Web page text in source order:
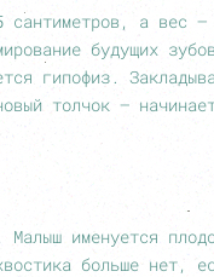
сантиметров, а вес
будущих зубов
гипофиз.
толчок —
Малыш именуется
больше нет,